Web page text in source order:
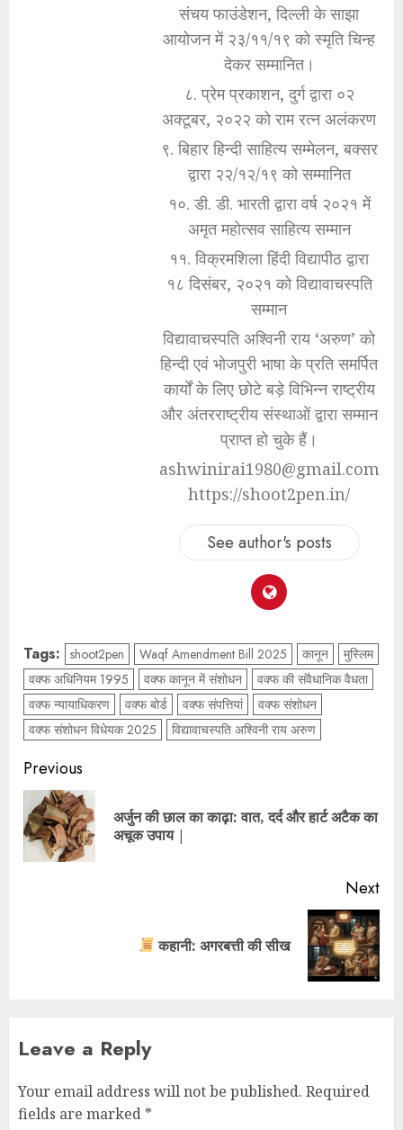
संचय फाउंडेशन, दिल्ली के साझा
आयोजन में २३/११/१९ को स्मृति चिन्ह
देकर सम्मानित।
८. प्रेम प्रकाशन, दुर्ग द्वारा ०२
अक्टूबर, २०२२ को राम रत्न अलंकरण
९. बिहार हिन्दी साहित्य सम्मेलन, बक्सर
द्वारा २२/१२/१९ को सम्मानित
१०. डी. डी. भारती द्वारा वर्ष २०२१ में
अमृत महोत्सव साहित्य सम्मान
११. विक्रमशिला हिंदी विद्यापीठ द्वारा
१८ दिसंबर, २०२१ को विद्यावाचस्पति
सम्मान
विद्यावाचस्पति अश्विनी राय ‘अरुण’ को
हिन्दी एवं भोजपुरी भाषा के प्रति समर्पित
कार्यों के लिए छोटे बड़े विभिन्न राष्ट्रीय
और अंतरराष्ट्रीय संस्थाओं द्वारा सम्मान
प्राप्त हो चुके हैं।
ashwinirai1980@gmail.com
https://shoot2pen.in/
See author's posts
Tags: shoot2pen Waqf Amendment Bill 2025 कानून
मुस्लिम
वक्फ अधिनियम 1995
वक्फ कानून में संशोधन
वक्फ की संवैधानिक वैधता
वक्फ न्यायाधिकरण
वक्फ बोर्ड वक्फ संपत्तियां
वक्फ संशोधन
वक्फ संशोधन विधेयक 2025
विद्यावाचस्पति अश्विनी राय अरुण
Previous
अर्जुन की छाल का काढ़ा: वात, दर्द और हार्ट अटैक का
अचूक उपाय |
Next
कहानी: अगरबत्ती की सीख
Leave a Reply
Your email address will not be published. Required
fields are marked *